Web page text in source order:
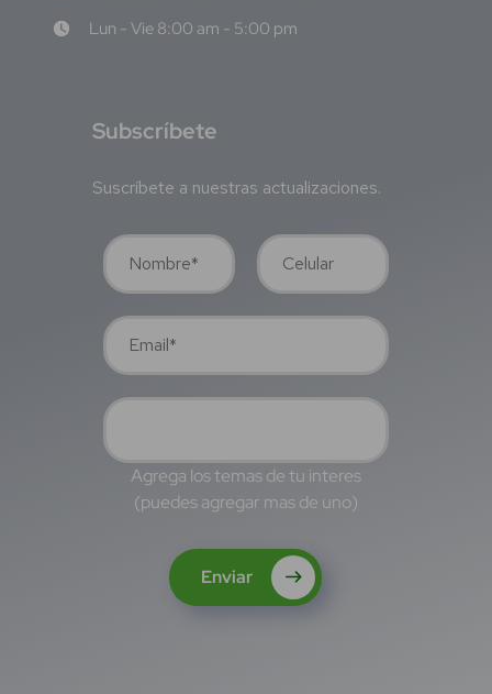
Lun - Vie 8:00 am - 5:00 pm
Subscríbete
Suscríbete a nuestras actualizaciones.
Agrega los temas de tu interes
(puedes agregar mas de uno)
Enviar